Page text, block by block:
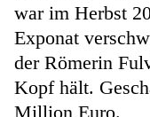
war im Herbst
Exponat
der Römerin
Kopf hält.
Million Euro.